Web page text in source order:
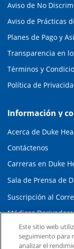
Aviso de No
Aviso de Prácticas
Planes de Pago y
Transparencia en
Términos y
Política de
Información y
Acerca de Duke
Contáctenos
Carreras en Duke
Sala de Prensa de
Suscripción al
Médicos
Enlaces
Este sitio web
seguimiento para
analizar el